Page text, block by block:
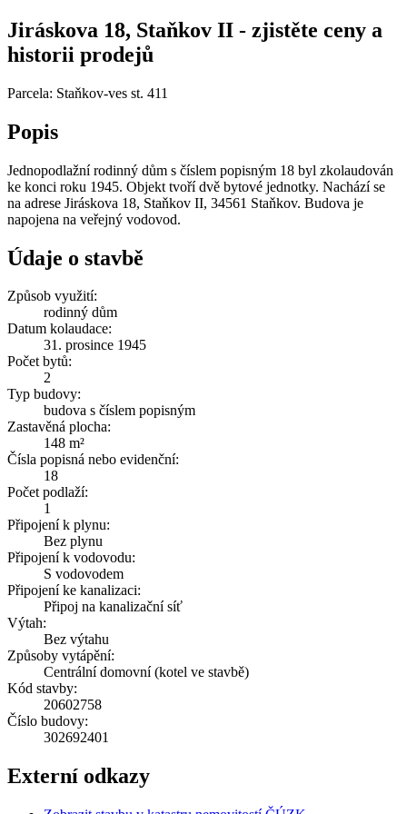
Jiráskova 18, Staňkov II - zjistěte ceny a
historii prodejů
Parcela: Staňkov-ves st. 411
Popis
Jednopodlažní rodinný dům s číslem popisným 18 byl zkolaudován
ke konci roku 1945. Objekt tvoří dvě bytové jednotky. Nachází se
na adrese Jiráskova 18, Staňkov II, 34561 Staňkov. Budova je
napojena na veřejný vodovod.
Údaje o stavbě
Způsob využití:
rodinný dům
Datum kolaudace:
31. prosince 1945
Počet bytů:
2
Typ budovy:
budova s číslem popisným
Zastavěná plocha:
148 m²
Čísla popisná nebo evidenční:
18
Počet podlaží:
1
Připojení k plynu:
Bez plynu
Připojení k vodovodu:
S vodovodem
Připojení ke kanalizaci:
Připoj na kanalizační síť
Výtah:
Bez výtahu
Způsoby vytápění:
Centrální domovní (kotel ve stavbě)
Kód stavby:
20602758
Číslo budovy:
302692401
Externí odkazy